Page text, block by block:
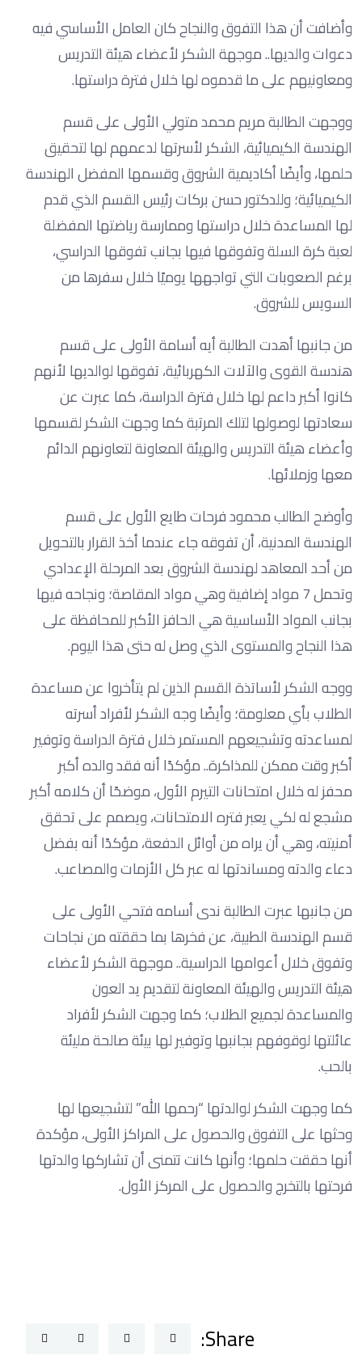
وأضافت أن هذا التفوق والنجاح كان العامل الأساسي فيه
دعوات والديها.. موجهة الشكر لأعضاء هيئة التدريس
ومعاونيهم على ما قدموه لها خلال فترة دراستها.
ووجهت الطالبة مريم محمد متولي الأولى على قسم
الهندسة الكيميائية، الشكر لأسرتها لدعمهم لها لتحقيق
حلمها، وأيضًا أكاديمية الشروق وقسمها المفضل الهندسة
الكيميائية؛ وللدكتور حسن بركات رئيس القسم الذي قدم
لها المساعدة خلال دراستها وممارسة رياضتها المفضلة
لعبة كرة السلة وتفوقها فيها بجانب تفوقها الدراسي،
برغم الصعوبات التي تواجهها يوميًا خلال سفرها من
السويس للشروق.
من جانبها أهدت الطالبة أيه أسامة الأولى على قسم
هندسة القوى والآلات الكهربائية، تفوقها لوالديها لأنهم
كانوا أكبر داعم لها خلال فترة الدراسة، كما عبرت عن
سعادتها لوصولها لتلك المرتبة كما وجهت الشكر لقسمها
وأعضاء هيئة التدريس والهيئة المعاونة لتعاونهم الدائم
معها وزملائها.
وأوضح الطالب محمود فرحات طايع الأول على قسم
الهندسة المدنية، أن تفوقه جاء عندما أخذ القرار بالتحويل
من أحد المعاهد لهندسة الشروق بعد المرحلة الإعدادي
وتحمل 7 مواد إضافية وهي مواد المقاصة؛ ونجاحه فيها
بجانب المواد الأساسية هي الحافز الأكبر للمحافظة على
هذا النجاح والمستوى الذي وصل له حتى هذا اليوم.
ووجه الشكر لأساتذة القسم الذين لم يتأخروا عن مساعدة
الطلاب بأي معلومة؛ وأيضًا وجه الشكر لأفراد أسرته
لمساعدته وتشجيعهم المستمر خلال فترة الدراسة وتوفير
أكبر وقت ممكن للمذاكرة.. مؤكدًا أنه فقد والده أكبر
محفز له خلال امتحانات التيرم الأول، موضحًا أن كلامه أكبر
مشجع له لكي يعبر فتره الامتحانات، ويصمم على تحقق
أمنيته، وهي أن يراه من أوائل الدفعة، مؤكدًا أنه بفضل
دعاء والدته ومساندتها له عبر كل الأزمات والمصاعب.
من جانبها عبرت الطالبة ندى أسامه فتحي الأولى على
قسم الهندسة الطبية، عن فخرها بما حققته من نجاحات
وتفوق خلال أعوامها الدراسية.. موجهة الشكر لأعضاء
هيئة التدريس والهيئة المعاونة لتقديم يد العون
والمساعدة لجميع الطلاب؛ كما وجهت الشكر لأفراد
عائلتها لوقوفهم بجانبها وتوفير لها بيئة صالحة مليئة
بالحب.
كما وجهت الشكر لوالدتها “رحمها الله” لتشجيعها لها
وحثها على التفوق والحصول على المراكز الأولى، مؤكدة
أنها حققت حلمها؛ وأنها كانت تتمنى أن تشاركها والدتها
فرحتها بالتخرج والحصول على المركز الأول.
Share: